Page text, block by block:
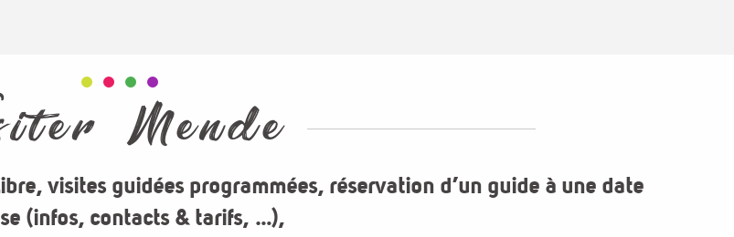
Mende
visites guidées programmées, réservation d’un guide à une date
(infos, contacts & tarifs, …),